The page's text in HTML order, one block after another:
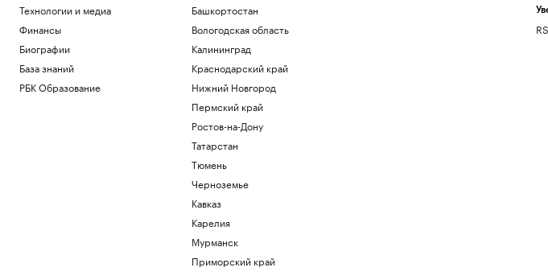
Технологии и медиа
Финансы
Биографии
База знаний
РБК Образование
Башкортостан
Вологодская область
Калининград
Краснодарский край
Нижний Новгород
Пермский край
Ростов-на-Дону
Татарстан
Тюмень
Черноземье
Кавказ
Карелия
Мурманск
Приморский край